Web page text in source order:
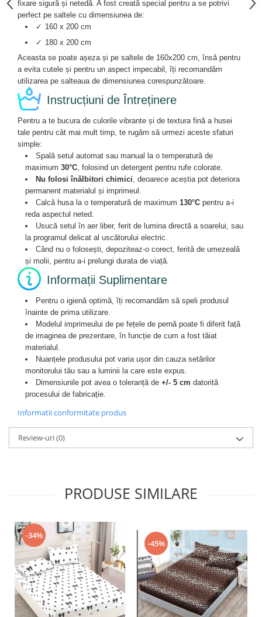
fixare sigură și netedă. A fost creată special pentru a se potrivi
perfect pe saltele cu dimensiunea de:
✓ 160 x 200 cm
✓ 180 x 200 cm
Aceasta se poate așeza și pe saltele de 160x200 cm, însă pentru
a evita cutele și pentru un aspect impecabil, îți recomandăm
utilizarea pe salteaua de dimensiunea corespunzătoare.
Instrucțiuni de Întreținere
Pentru a te bucura de culorile vibrante și de textura fină a husei
tale pentru cât mai mult timp, te rugăm să urmezi aceste sfaturi
simple:
Spală setul automat sau manual la o temperatură de
maximum 30°C, folosind un detergent pentru rufe colorate.
Nu folosi înălbitori chimici, deoarece aceștia pot deteriora
permanent materialul și imprimeul.
Calcă husa la o temperatură de maximum 130°C pentru a-i
reda aspectul neted.
Usucă setul în aer liber, ferit de lumina directă a soarelui, sau
la programul delicat al uscătorului electric.
Când nu o folosești, depoziteaz-o corect, ferită de umezeală
și molii, pentru a-i prelungi durata de viață.
Informații Suplimentare
Pentru o igienă optimă, îți recomandăm să speli produsul
înainte de prima utilizare.
Modelul imprimeului de pe fețele de pernă poate fi diferit față
de imaginea de prezentare, în funcție de cum a fost tăiat
materialul.
Nuanțele produsului pot varia ușor din cauza setărilor
monitorului tău sau a luminii la care este expus.
Dimensiunile pot avea o toleranță de +/- 5 cm datorită
procesului de fabricație.
Informatii conformitate produs
Review-uri(0)
PRODUSE SIMILARE
-34%
-45%